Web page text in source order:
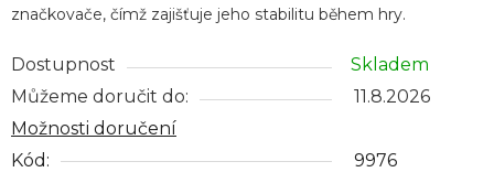
značkovače, čímž zajišťuje jeho stabilitu během hry.
Dostupnost
Skladem
Můžeme doručit do:
11.8.2026
Možnosti doručení
Kód:
9976